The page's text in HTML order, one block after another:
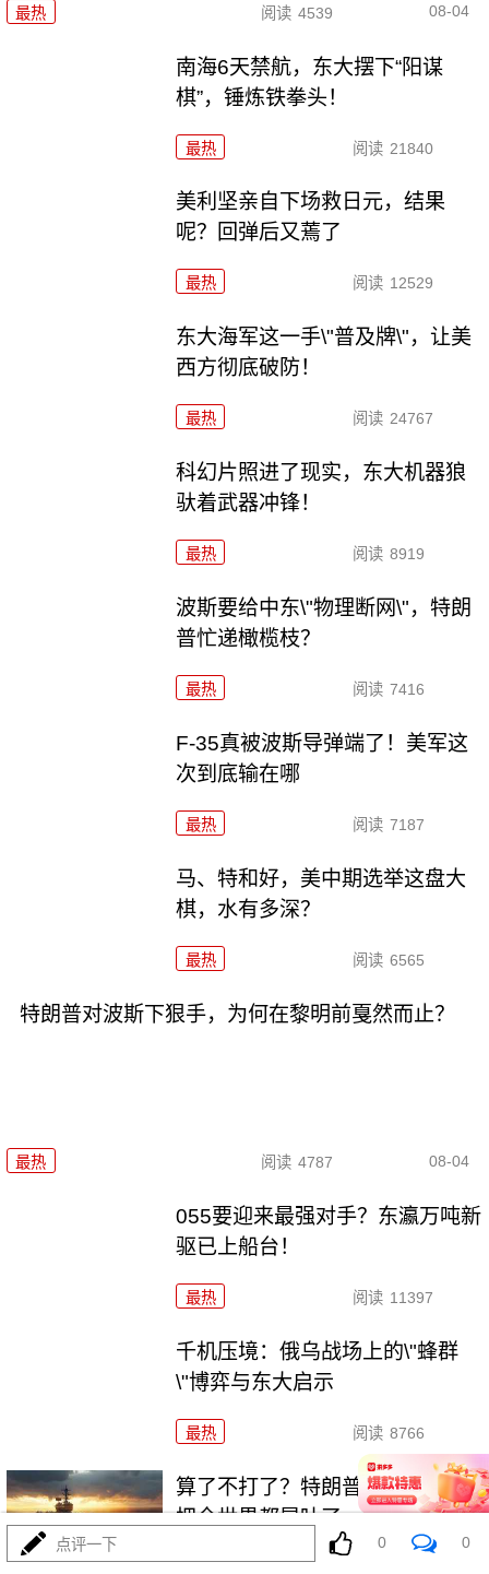
最热 阅读 4539 08-04
南海6天禁航，东大摆下“阳谋
棋”，锤炼铁拳头！
最热 阅读 21840
美利坚亲自下场救日元，结果
呢？回弹后又蔫了
最热 阅读 12529
东大海军这一手\"普及牌\"，让美
西方彻底破防！
最热 阅读 24767
科幻片照进了现实，东大机器狼
驮着武器冲锋！
最热 阅读 8919
波斯要给中东\"物理断网\"，特朗
普忙递橄榄枝？
最热 阅读 7416
F-35真被波斯导弹端了！美军这
次到底输在哪
最热 阅读 7187
马、特和好，美中期选举这盘大
棋，水有多深？
最热 阅读 6565
特朗普对波斯下狠手，为何在黎明前戛然而止？
最热 阅读 4787 08-04
055要迎来最强对手？东瀛万吨新
驱已上船台！
最热 阅读 11397
千机压境：俄乌战场上的\"蜂群
\"博弈与东大启示
最热 阅读 8766
算了不打了？特朗普这脚刹车，
把全世界都晃吐了
点评一下 0 0